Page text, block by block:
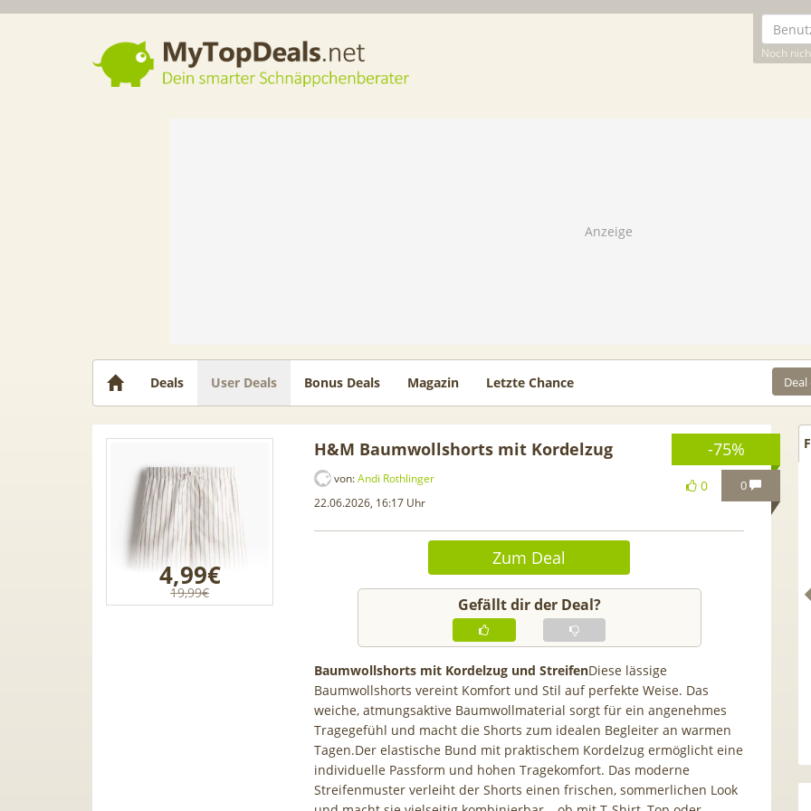
Noch
Dein smarter Schnäppchenberater
Deals User Deals Bonus Deals Magazin Letzte Chance
-75%
0
0
4,99€
19,99€
H&M Baumwollshorts mit Kordelzug
von:Andi Rothlinger
22.06.2026, 16:17 Uhr
Zum Deal
Gefällt dir der Deal?
Baumwollshorts mit Kordelzug und StreifenDiese lässige
Baumwollshorts vereint Komfort und Stil auf perfekte Weise. Das
weiche, atmungsaktive Baumwollmaterial sorgt für ein angenehmes
Tragegefühl und macht die Shorts zum idealen Begleiter an warmen
Tagen.Der elastische Bund mit praktischem Kordelzug ermöglicht eine
individuelle Passform und hohen Tragekomfort. Das moderne
Streifenmuster verleiht der Shorts einen frischen, sommerlichen Look
50€ Wechselbonus! 🎉 50GB 5G
Vodafone Allnet für 7,99€ mtl.
| 0,00€ Anschlusskosten | eff.
TOP 🍿 Netflix Standard + 300
TV-Sender (280 in HD) via
waipu.tv Perfect Plus ab 9€
mtl.
TCL tragbares 3-in-1
Klimagerät | Kühlen /
Luftentfeuchten | 9.000
App- & Smart-Home-